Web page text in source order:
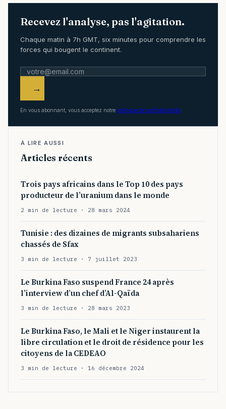
Recevez l'analyse, pas l'agitation.
Chaque matin à 7h GMT, six minutes pour comprendre les
forces qui bougent le continent.
→
En vous abonnant, vous acceptez notre politique de confidentialité
À LIRE AUSSI
Articles récents
Trois pays africains dans le Top 10 des pays
producteur de l’uranium dans le monde
2 min de lecture · 28 mars 2024
Tunisie : des dizaines de migrants subsahariens
chassés de Sfax
3 min de lecture · 7 juillet 2023
Le Burkina Faso suspend France 24 après
l’interview d’un chef d’Al-Qaïda
3 min de lecture · 28 mars 2023
Le Burkina Faso, le Mali et le Niger instaurent la
libre circulation et le droit de résidence pour les
citoyens de la CEDEAO
3 min de lecture · 16 décembre 2024